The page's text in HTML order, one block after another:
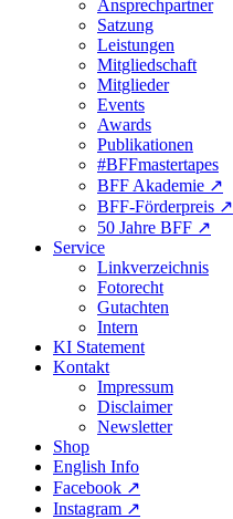
Ansprechpartner
Satzung
Leistungen
Mitgliedschaft
Mitglieder
Events
Awards
Publikationen
#BFFmastertapes
BFF Akademie ↗︎
BFF-Förderpreis ↗︎
50 Jahre BFF ↗︎
Service
Linkverzeichnis
Fotorecht
Gutachten
Intern
KI Statement
Kontakt
Impressum
Disclaimer
Newsletter
Shop
English Info
Facebook ↗︎
Instagram ↗︎